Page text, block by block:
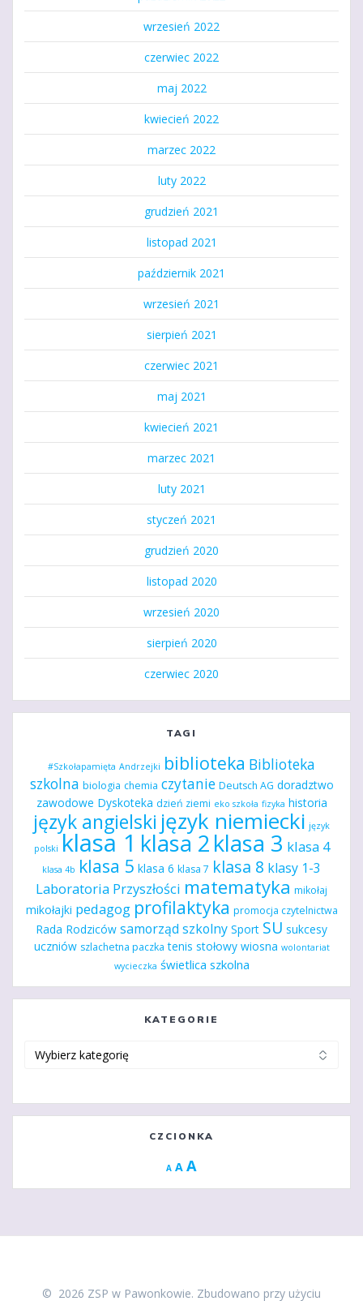
wrzesień 2022
czerwiec 2022
maj 2022
kwiecień 2022
marzec 2022
luty 2022
grudzień 2021
listopad 2021
październik 2021
wrzesień 2021
sierpień 2021
czerwiec 2021
maj 2021
kwiecień 2021
marzec 2021
luty 2021
styczeń 2021
grudzień 2020
listopad 2020
wrzesień 2020
sierpień 2020
czerwiec 2020
TAGI
#Szkołapamięta Andrzejki biblioteka Biblioteka
szkolna biologia chemia czytanie Deutsch AG doradztwo
zawodowe Dyskoteka dzień ziemi eko szkoła fizyka historia
język angielski język niemiecki język
polski klasa 1 klasa 2klasa 3 klasa 4
klasa 4b klasa 5 klasa 6 klasa 7 klasa 8 klasy 1-3
Laboratoria Przyszłości matematyka mikołaj
mikołajki pedagog profilaktyka promocja czytelnictwa
Rada Rodziców samorząd szkolny Sport SU sukcesy
uczniów szlachetna paczka tenis stołowy wiosna wolontariat
wycieczka świetlica szkolna
KATEGORIE
CZCIONKA
A Decrease
A Reset
A
© 2026 ZSP w Pawonkowie. Zbudowano przy użyciu